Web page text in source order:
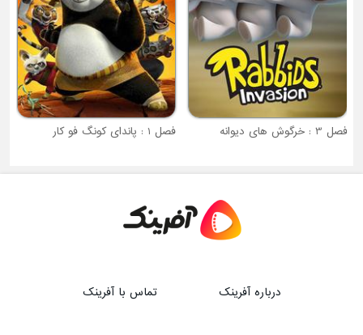
فصل 3 : خرگوش های دیوانه فصل 1 : پاندای کونگ فو کار
درباره آفرینک تماس با آفرینک